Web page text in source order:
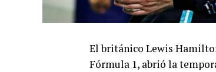
El británico Lewis
Fórmula 1, abrió la